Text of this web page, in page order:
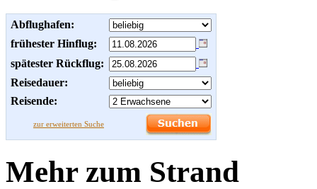
Abflughafen:
frühester Hinflug:
spätester Rückflug:
Reisedauer:
Reisende:
zur erweiterten Suche
Mehr zum Strand